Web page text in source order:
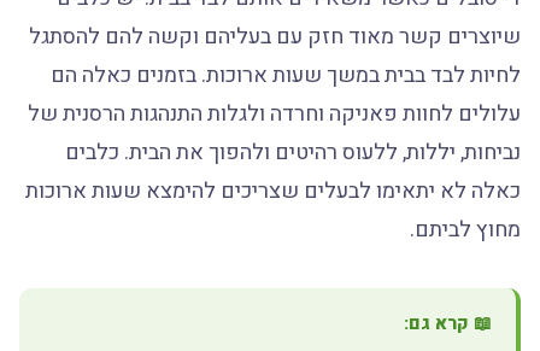
שיוצרים קשר מאוד חזק עם בעליהם וקשה להם להסתגל
לחיות לבד בבית במשך שעות ארוכות. בזמנים כאלה הם
עלולים לחוות פאניקה וחרדה ולגלות התנהגות הרסנית של
נביחות, יללות, ללעוס רהיטים ולהפוך את הבית. כלבים
כאלה לא יתאימו לבעלים שצריכים להימצא שעות ארוכות
מחוץ לביתם.
📖 קרא גם: